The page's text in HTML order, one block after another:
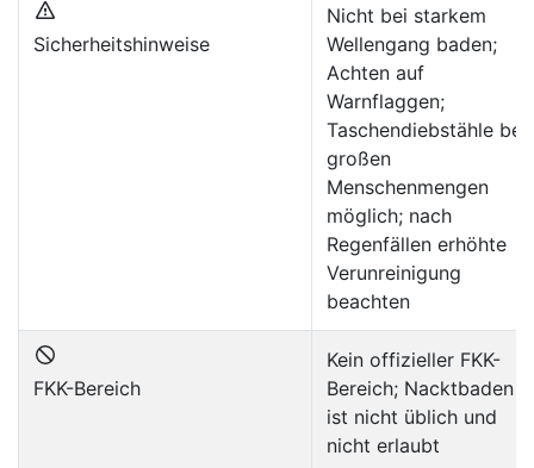
Sicherheitshinweise
Nicht bei starkem
Wellengang baden;
Achten auf
Warnflaggen;
Taschendiebstähle bei
großen
Menschenmengen
möglich; nach
Regenfällen erhöhte
Verunreinigung
beachten
FKK-Bereich
Kein offizieller FKK-
Bereich; Nacktbaden
ist nicht üblich und
nicht erlaubt